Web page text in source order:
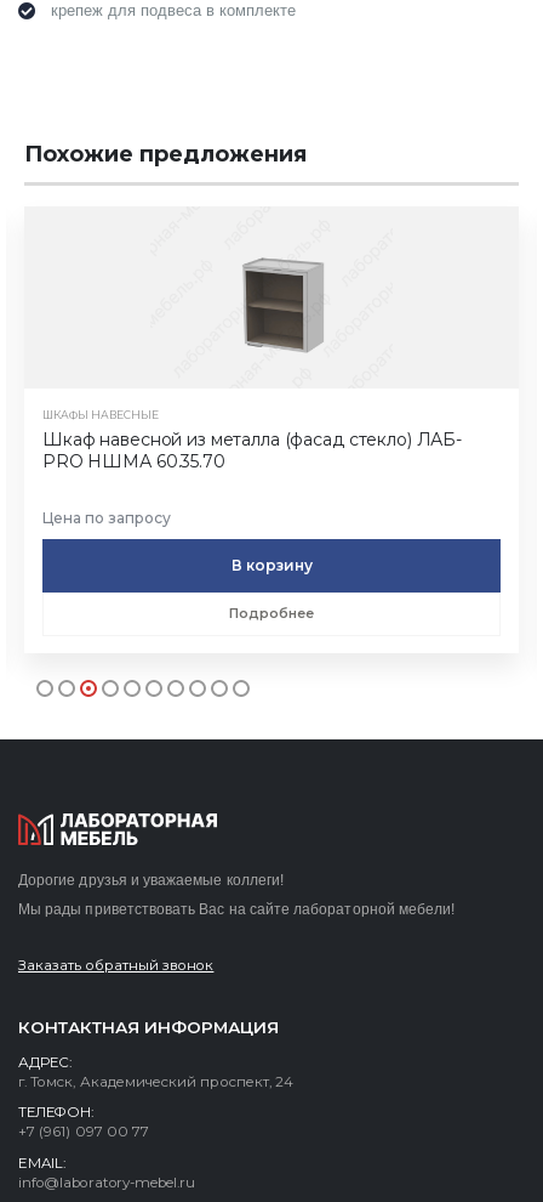
крепеж для подвеса в комплекте
Похожие предложения
ШКАФЫ НАВЕСНЫЕ
Шкаф навесной из металла (фасад стекло) ЛАБ-
PRO НШМА 60.35.70
Цена по запросу
В корзину
Подробнее
Дорогие друзья и уважаемые коллеги!
Мы рады приветствовать Вас на сайте лабораторной мебели!
Заказать обратный звонок
КОНТАКТНАЯ ИНФОРМАЦИЯ
АДРЕС:
г. Томск, Академический проспект, 24
ТЕЛЕФОН:
+7 (961) 097 00 77
EMAIL:
info@laboratory-mebel.ru